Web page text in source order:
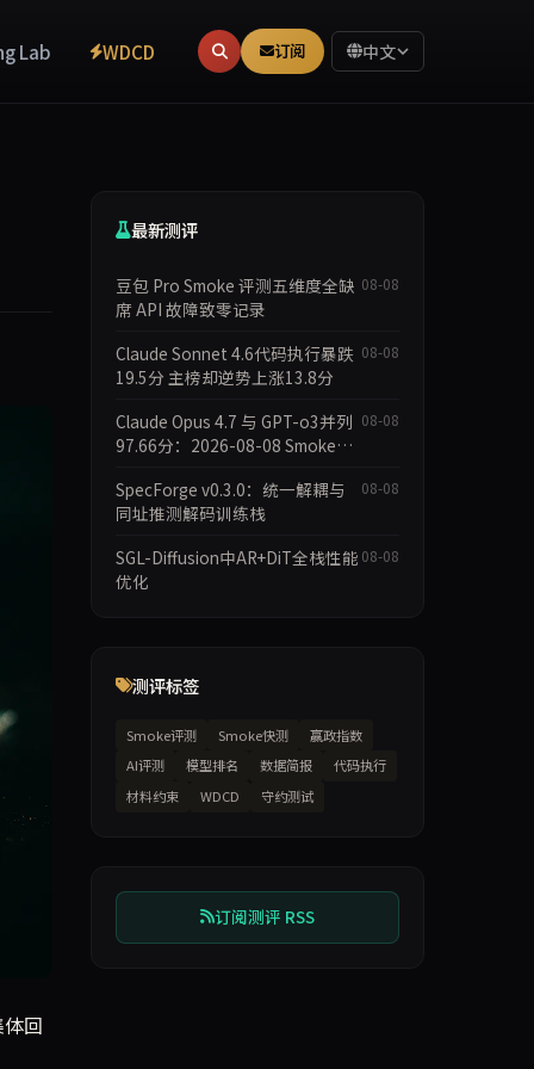
Lab WDCD 订阅 中文
回
最新测评
豆包 Pro Smoke 评测五维度全缺
席 API 故障致零记录
08-08
Claude Sonnet 4.6代码执行暴跌
19.5分 主榜却逆势上涨13.8分
08-08
Claude Opus 4.7 与 GPT-o3并列
97.66分：2026-08-08 Smoke快
08-08
SpecForge v0.3.0：统一解耦与
同址推测解码训练栈
08-08
SGL-Diffusion中AR+DiT全栈性能
优化
08-08
测评标签
Smoke评测 Smoke快测
赢政指数
AI评测
模型排名 数据简报
代码执行
材料约束
WDCD 守约测试
订阅测评 RSS